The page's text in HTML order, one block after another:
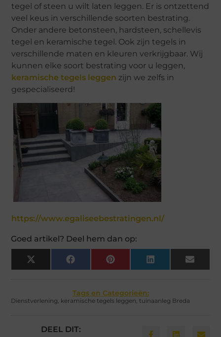
tegel of steen u wilt laten leggen. Er is ontzettend
veel keus in verschillende soorten bestrating.
Onder andere betonsteen, hardsteen, schellevis
tegel en keramische tegel. Ook zijn tegels in
verschillende maten en kleuren verkrijgbaar. Wij
kunnen elke soort bestrating voor u leggen,
keramische tegels leggen zijn we zelfs in
gespecialiseerd!
https://www.egaliseebestratingen.nl/
Goed artikel? Deel hem dan op:
X
(Twitter)
Facebook Pinterest LinkedIn Email
Tags en Categorieën:
Dienstverlening, keramische tegels leggen, tuinaanleg Breda
DEEL DIT: